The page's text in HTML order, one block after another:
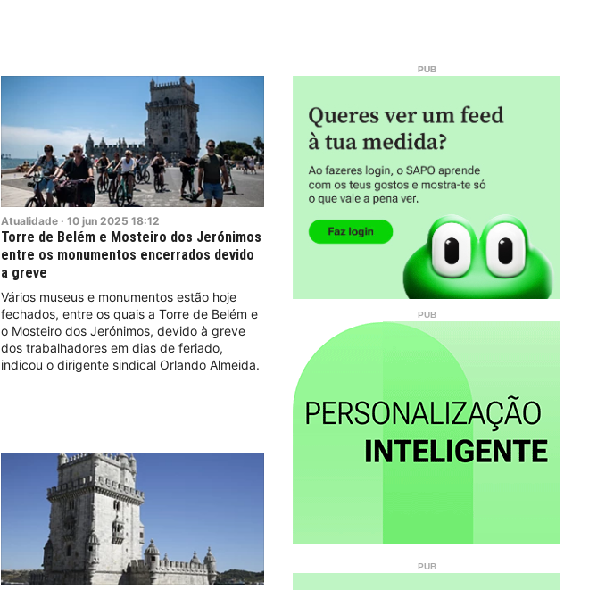
Atualidade · 10 jun 2025 18:12
Torre de Belém e Mosteiro dos Jerónimos
entre os monumentos encerrados devido
a greve
Vários museus e monumentos estão hoje
fechados, entre os quais a Torre de Belém e
o Mosteiro dos Jerónimos, devido à greve
dos trabalhadores em dias de feriado,
indicou o dirigente sindical Orlando Almeida.